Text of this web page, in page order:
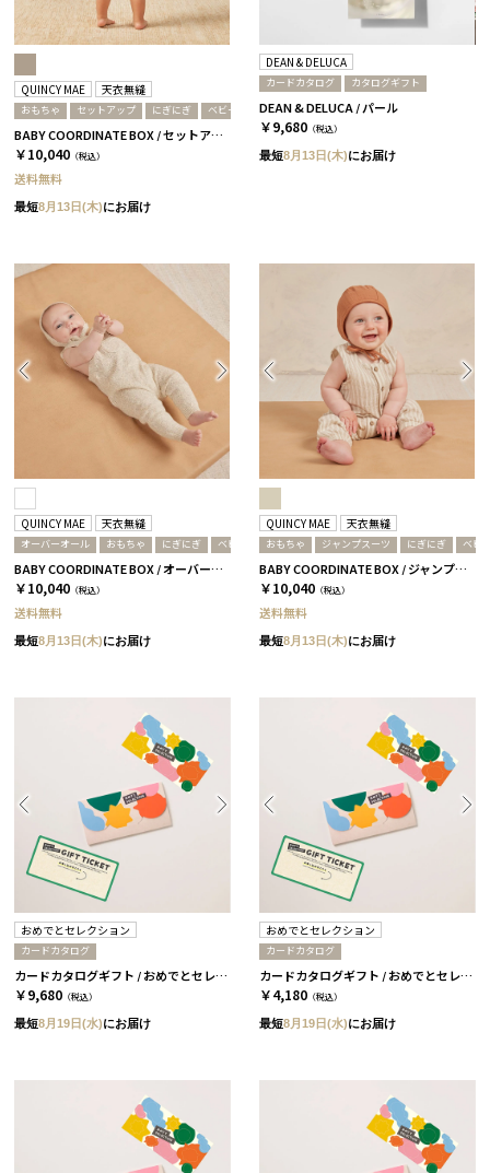
QUINCY MAE 天衣無縫
おもちゃ セットアップ にぎにぎ ベビー服
BABY COORDINATE BOX / セットアップ＋にぎにぎ / ギンガムチェック
￥10,040 （税込）
送料無料
最短8月13日(木)にお届け
DEAN & DELUCA
カードカタログ カタログギフト
DEAN & DELUCA / パール
￥9,680 （税込）
最短8月13日(木)にお届け
QUINCY MAE 天衣無縫
オーバーオール おもちゃ にぎにぎ ベビー服
BABY COORDINATE BOX / オーバーオール＋にぎにぎ / ホワイト
￥10,040 （税込）
送料無料
最短8月13日(木)にお届け
QUINCY MAE 天衣無縫
おもちゃ ジャンプスーツ にぎにぎ ベビ
BABY COORDINATE BOX / ジャンプスーツ＋にぎにぎ / ストライプ
￥10,040 （税込）
送料無料
最短8月13日(木)にお届け
おめでとセレクション
カードカタログ
カードカタログギフト / おめでとセレクション / ライト / みずいろ
￥9,680 （税込）
最短8月19日(水)にお届け
おめでとセレクション
カードカタログ
カードカタログギフト / おめでとセレクション / ライト / きいろ
￥4,180 （税込）
最短8月19日(水)にお届け